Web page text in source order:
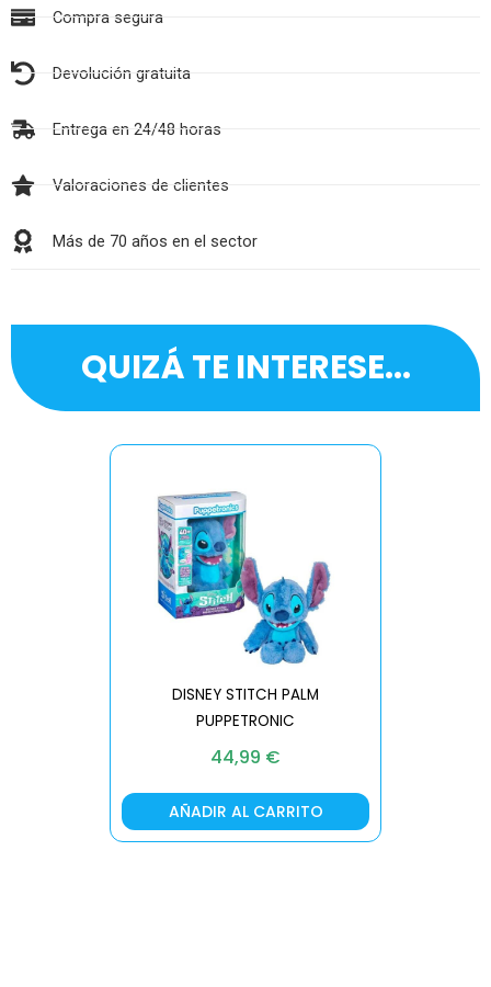
Compra segura
Devolución gratuita
Entrega en 24/48 horas
Valoraciones de clientes
Más de 70 años en el sector
QUIZÁ TE INTERESE...
DISNEY STITCH PALM
PUPPETRONIC
44,99 €
AÑADIR AL CARRITO